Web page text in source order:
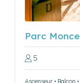
Parc
5
Ascenseur • Balcon